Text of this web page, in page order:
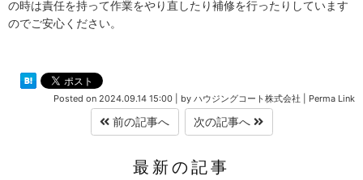
の時は責任を持って作業をやり直したり補修を行ったりしています
のでご安心ください。
Posted on 2024.09.14 15:00 by ハウジングコート株式会社 Perma Link
前の記事へ 次の記事へ
最新の記事